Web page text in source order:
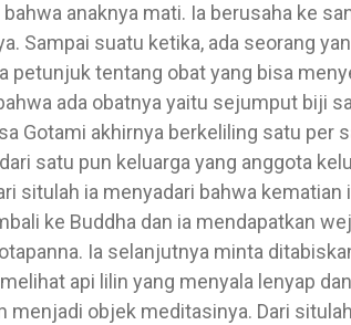
anaknya mati. Ia berusaha ke
Sampai suatu ketika, ada seorang
petunjuk tentang obat yang bisa
ada obatnya yaitu sejumput biji
Gotami akhirnya berkeliling satu per
satu pun keluarga yang anggota
situlah ia menyadari bahwa
ke Buddha dan ia mendapatkan
Ia selanjutnya minta
api lilin yang menyala lenyap
menjadi objek meditasinya. Dari